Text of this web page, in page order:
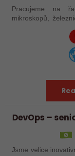
Pracujeme na
mikroskopů,
Aktuálně máme
týmu zkušených
DevOps –
Jsme velice